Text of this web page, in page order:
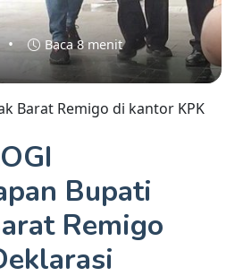
• Baca 8 menit
Barat Remigo di kantor KPK
Bupati
Remigo